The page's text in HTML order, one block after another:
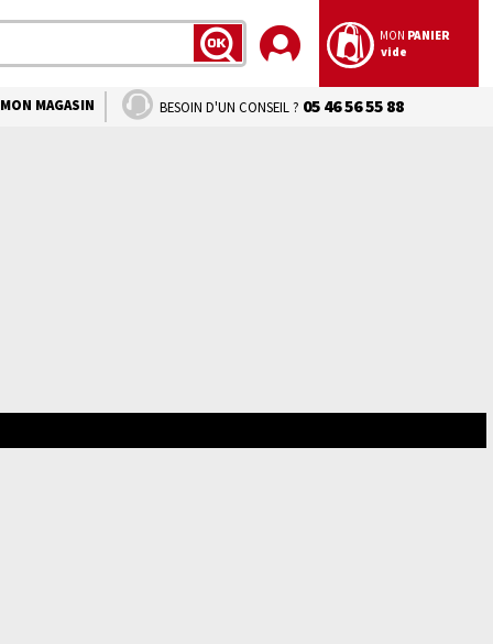
LANCER
MON PANIER
vide
MON MAGASIN BESOIN D'UN CONSEIL ? 05 46 56 55 88